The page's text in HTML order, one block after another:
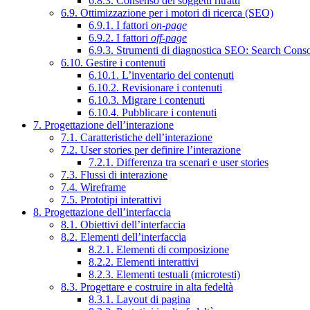
6.9. Ottimizzazione per i motori di ricerca (SEO)
6.9.1. I fattori on-page
6.9.2. I fattori off-page
6.9.3. Strumenti di diagnostica SEO: Search
6.10. Gestire i contenuti
6.10.1. L’inventario dei contenuti
6.10.2. Revisionare i contenuti
6.10.3. Migrare i contenuti
6.10.4. Pubblicare i contenuti
7. Progettazione dell’interazione
7.1. Caratteristiche dell’interazione
7.2. User stories per definire l’interazione
7.2.1. Differenza tra scenari e user stories
7.3. Flussi di interazione
7.4. Wireframe
7.5. Prototipi interattivi
8. Progettazione dell’interfaccia
8.1. Obiettivi dell’interfaccia
8.2. Elementi dell’interfaccia
8.2.1. Elementi di composizione
8.2.2. Elementi interattivi
8.2.3. Elementi testuali (microtesti)
8.3. Progettare e costruire in alta fedeltà
8.3.1. Layout di pagina